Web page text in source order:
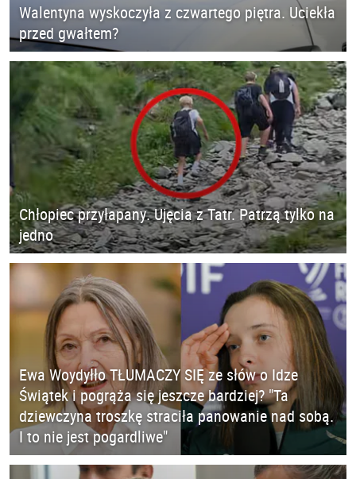
Walentyna wyskoczyła z czwartego piętra. Uciekła
przed gwałtem?
Chłopiec przyłapany. Ujęcia z Tatr. Patrzą tylko na
jedno
Ewa Woydyłło TŁUMACZY SIĘ ze słów o Idze
Świątek i pogrąża się jeszcze bardziej? "Ta
dziewczyna troszkę straciła panowanie nad sobą.
I to nie jest pogardliwe"